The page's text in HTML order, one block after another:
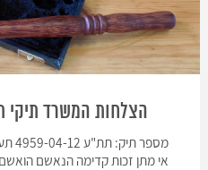
הצלחות המשרד תיקי תעבורה
אי מתן זכות קדימה הנאשם